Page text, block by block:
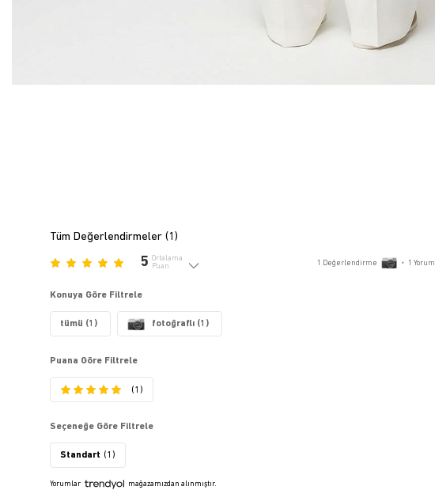
Tüm Değerlendirmeler (1)
5 Ortalama
Puan
1 Değerlendirme • 1 Yorum
Konuya Göre Filtrele
tümü (1) fotoğraflı (1)
Puana Göre Filtrele
(1)
Seçeneğe Göre Filtrele
Standart (1)
Yorumlar mağazamızdan alınmıştır.